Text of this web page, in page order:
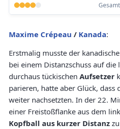
Gesamt
Maxime Crépeau / Kanada:
Erstmalig musste der
bei einem Distanzschuss auf die
durchaus tückischen Aufsetzer
parieren, hatte aber Glück, dass
weiter nachsetzten. In der 22.
einer Freistoßflanke aus dem
Kopfball aus kurzer Distanz